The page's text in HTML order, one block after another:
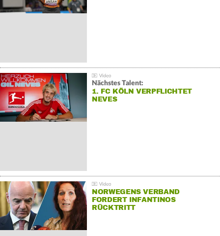
Nächstes Talent:
1. FC KÖLN VERPFLICHTET
NEVES
NORWEGENS VERBAND
FORDERT INFANTINOS
RÜCKTRITT